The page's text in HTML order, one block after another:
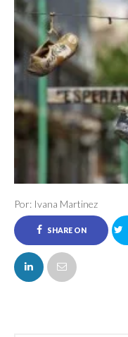
Por: Ivana Martinez
SHARE ON
FACEBOOK